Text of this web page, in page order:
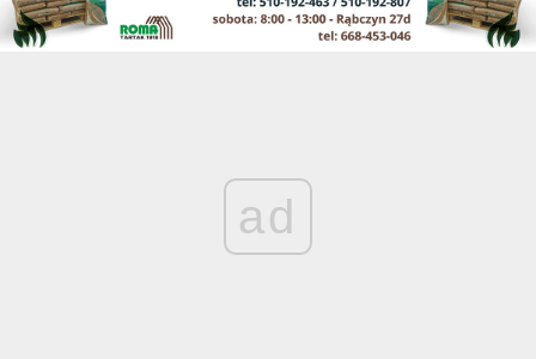
ad